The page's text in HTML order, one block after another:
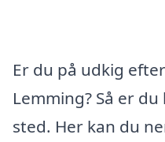
Er du på udkig
Lemming? Så er
sted. Her kan du